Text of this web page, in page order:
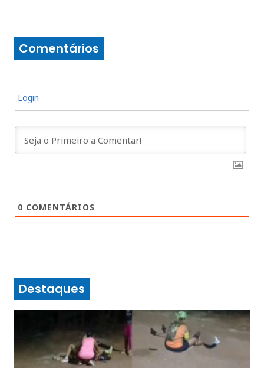
Comentários
Login
0 COMENTÁRIOS
Destaques